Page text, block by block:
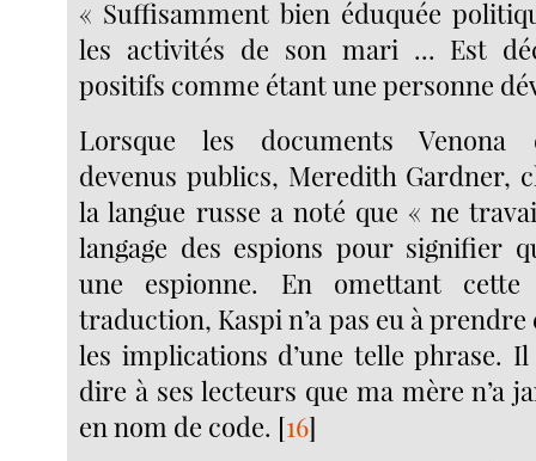
« Suffisamment bien éduquée
les activités de son mari ... Est
positifs comme étant une personne
Lorsque les documents Venona
devenus publics, Meredith Gardner,
la langue russe a noté que « ne
langage des espions pour signifier
une espionne. En omettant
traduction, Kaspi n’a pas eu à
les implications d’une telle phrase.
dire à ses lecteurs que ma mère n’a
en nom de code. [16]